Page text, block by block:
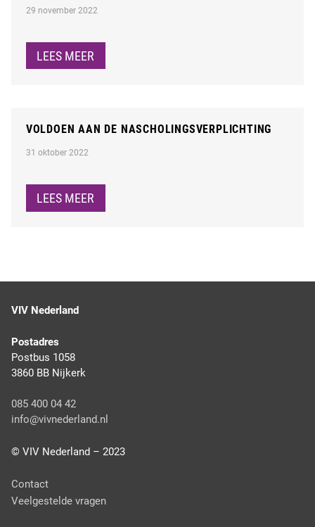
29 november 2022
LEES MEER
VOLDOEN AAN DE NASCHOLINGSVERPLICHTING
31 oktober 2022
LEES MEER
VIV Nederland
Postadres
Postbus 1058
3860 BB Nijkerk
085 400 04 42
info@vivnederland.nl
© VIV Nederland – 2023
F
o
Contact
Veelgestelde vragen